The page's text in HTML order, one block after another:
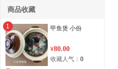
商品收藏
1 甲鱼煲 小份
¥80.00
收藏人气： 0